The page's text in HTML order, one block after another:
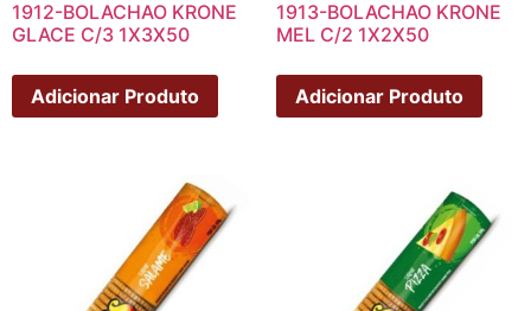
1912-BOLACHAO KRONE
GLACE C/3 1X3X50
Adicionar Produto
1913-BOLACHAO KRONE
MEL C/2 1X2X50
Adicionar Produto